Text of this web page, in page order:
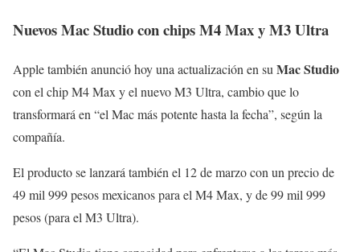
Nuevos Mac Studio con chips M4 Max y M3 Ultra
Apple también anunció hoy una actualización en su Mac Studio
con el chip M4 Max y el nuevo M3 Ultra, cambio que lo
transformará en “el Mac más potente hasta la fecha”, según la
compañía.
El producto se lanzará también el 12 de marzo con un precio de
49 mil 999 pesos mexicanos para el M4 Max, y de 99 mil 999
pesos (para el M3 Ultra).